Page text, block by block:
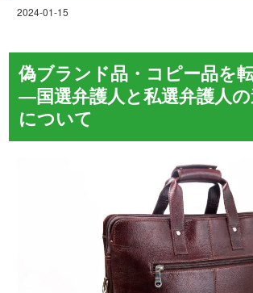
2024-01-15
偽ブランド品・コピー品を
―国選弁護人と私選弁護人
について